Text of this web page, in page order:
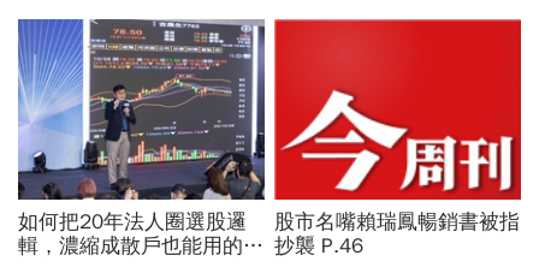
如何把20年法人圈選股邏
輯，濃縮成散戶也能用的三
股市名嘴賴瑞鳳暢銷書被指
抄襲 P.46